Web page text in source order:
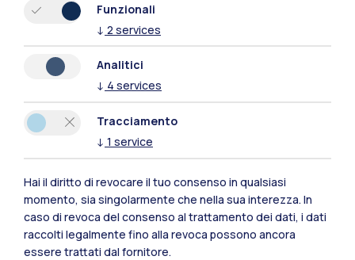
Polimi Community
Tutti i siti dell’ecosistema
Funzionali
↓ 2 services
Analitici
↓ 4 services
Tracciamento
↓ 1 service
Hai il diritto di revocare il tuo consenso in qualsiasi
momento, sia singolarmente che nella sua interezza. In
caso di revoca del consenso al trattamento dei dati, i dati
raccolti legalmente fino alla revoca possono ancora
essere trattati dal fornitore.